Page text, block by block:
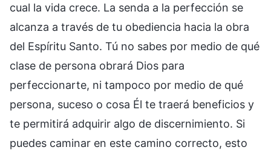
cual la vida crece. La senda a la perfección se
alcanza a través de tu obediencia hacia la obra
del Espíritu Santo. Tú no sabes por medio de qué
clase de persona obrará Dios para
perfeccionarte, ni tampoco por medio de qué
persona, suceso o cosa Él te traerá beneficios y
te permitirá adquirir algo de discernimiento. Si
puedes caminar en este camino correcto, esto